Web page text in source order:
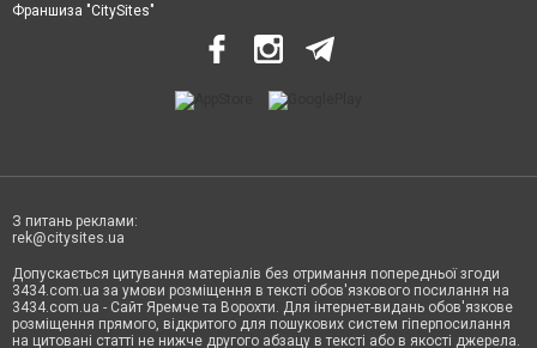
Франшиза "CitySites"
З питань реклами:
rek@citysites.ua
Допускається цитування матеріалів без отримання попередньої згоди
3434.com.ua за умови розміщення в тексті обов'язкового посилання на
3434.com.ua - Сайт Яремче та Ворохти. Для інтернет-видань обов'язкове
розміщення прямого, відкритого для пошукових систем гіперпосилання
на цитовані статті не нижче другого абзацу в тексті або в якості джерела.